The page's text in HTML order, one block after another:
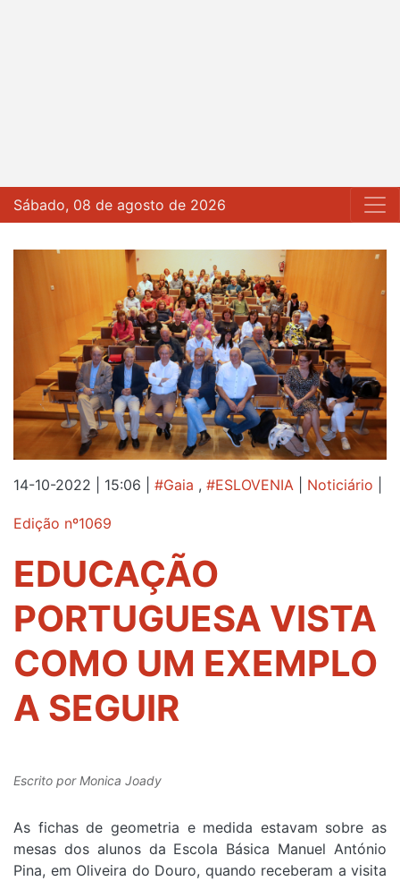
Sábado, 08 de agosto de 2026
14-10-2022 | 15:06 #Gaia , #ESLOVENIA Noticiário
Edição nº1069
EDUCAÇÃO
PORTUGUESA VISTA
COMO UM EXEMPLO
A SEGUIR
Escrito porMonica Joady
As fichas de geometria e medida estavam sobre as
mesas dos alunos da Escola Básica Manuel António
Pina, em Oliveira do Douro, quando receberam a visita